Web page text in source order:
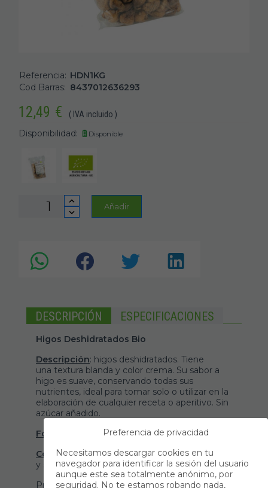
Referencia: HDN1KG
Cod Barras: 8437012636293
12,49 € ( IVA incluido )
Disponibilidad: Disponible
Añadir
DESCRIPCIÓN ESPECIFICACIONES
Higos Deshidratados Bio
Descripción: higos deshidratados. Tiene
una textura blanda y color crema. Su sabor a
higo es suave, conservando todas sus
nutrientes, ideal para tomar solo o utilizar en la
elaboración de cualquier receta o aperitivo. Sin
azúcar añadido.
Formato
: viene presentado en bolsa de 1 kg.
Conservación: conservar en ambiente fresco
y seco.
Producto libre de alérgenos.
Preferencia de privacidad
Necesitamos descargar cookies en tu
navegador para identificar la sesión del usuario
aunque este sea totalmente anónimo, por
seguridad. No te estamos robando nada,